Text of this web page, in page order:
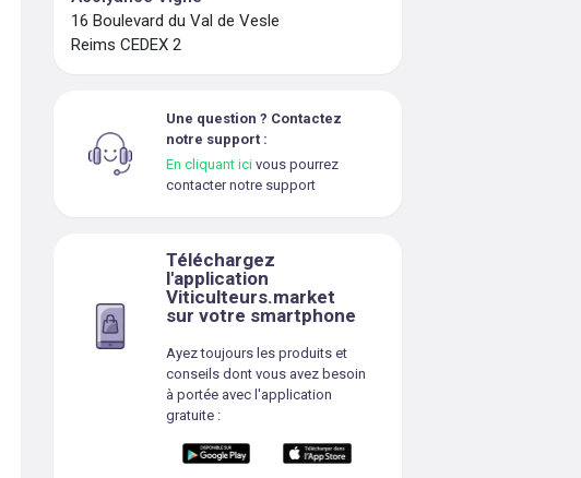
16 Boulevard du Val de Vesle
Reims CEDEX 2
Une question ? Contactez
notre support :
En cliquant ici vous pourrez
contacter notre support
Téléchargez
l'application
Viticulteurs.market
sur votre smartphone
Ayez toujours les produits et
conseils dont vous avez besoin
à portée avec l'application
gratuite :